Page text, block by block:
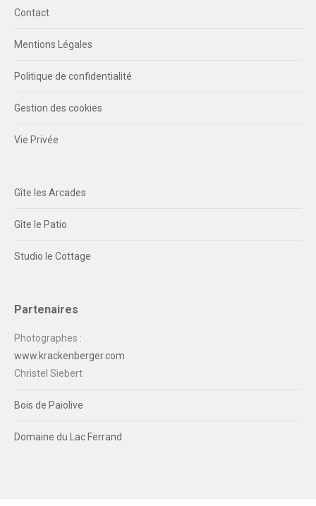
Contact
Mentions Légales
Politique de confidentialité
Gestion des cookies
Vie Privée
Gîte les Arcades
Gîte le Patio
Studio le Cottage
Partenaires
Photographes :
www.krackenberger.com
Christel Siebert
Bois de Paiolive
Domaine du Lac Ferrand